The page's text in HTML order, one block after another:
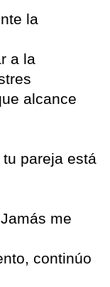
la
a la
alcance
pareja está
me
continúo